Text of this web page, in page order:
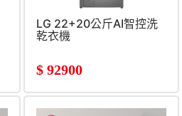
LG 22+20公斤AI智控洗
乾衣機
$ 92900